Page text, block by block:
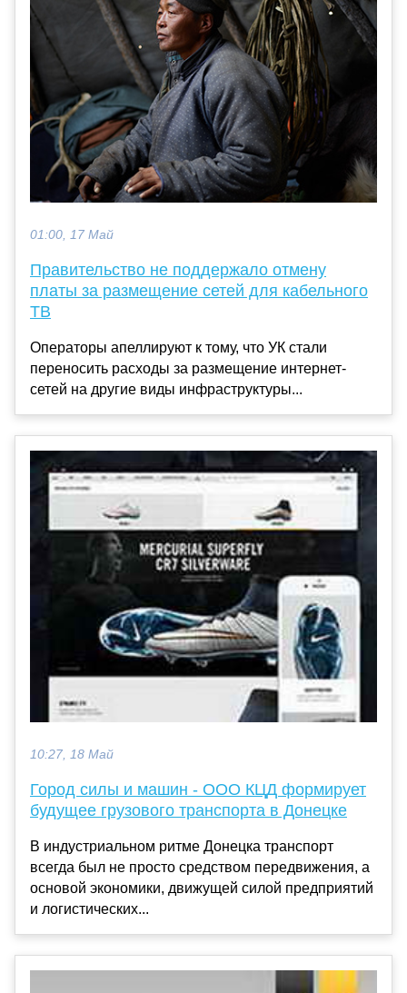
01:00, 17 Май
Правительство не поддержало отмену
платы за размещение сетей для кабельного
ТВ
Операторы апеллируют к тому, что УК стали
переносить расходы за размещение интернет-
сетей на другие виды инфраструктуры...
10:27, 18 Май
Город силы и машин - ООО КЦД формирует
будущее грузового транспорта в Донецке
В индустриальном ритме Донецка транспорт
всегда был не просто средством передвижения, а
основой экономики, движущей силой предприятий
и логистических...